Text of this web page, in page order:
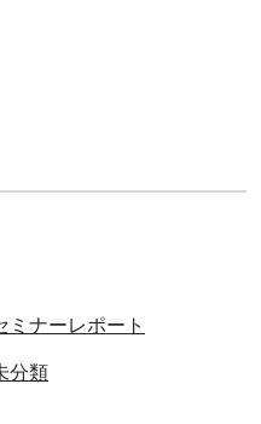
ミナーレポート
分類